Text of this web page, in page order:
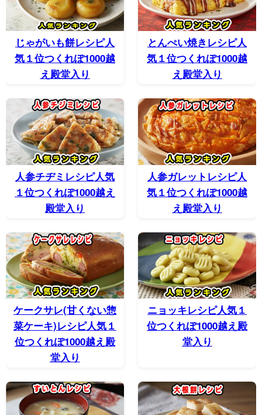
じゃがいも餅レシピ人
気１位つくれぽ1000越
え殿堂入り
とんぺい焼きレシピ人
気１位つくれぽ1000越
え殿堂入り
人参チヂミレシピ人気
１位つくれぽ1000越え
殿堂入り
人参ガレットレシピ人
気１位つくれぽ1000越
え殿堂入り
ケークサレ(甘くない惣
菜ケーキ)レシピ人気１
位つくれぽ1000越え殿
堂入り
ニョッキレシピ人気１
位つくれぽ1000越え殿
堂入り